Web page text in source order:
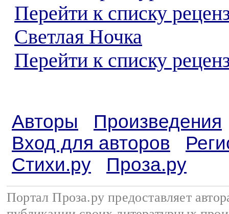
Перейти к списку
Светлая Ночка
Перейти к списку
Авторы
Произведения
Вход для авторов
Стихи.ру
Проза.ру
Портал Проза.ру предоставляет